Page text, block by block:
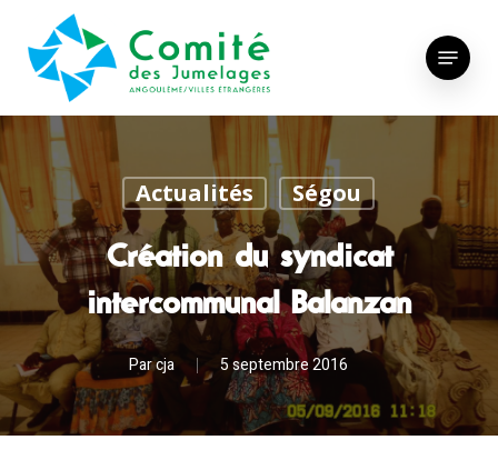
main
Menu
Actualités Ségou
Création du syndicat
intercommunal Balanzan
Parcja 5 septembre 2016